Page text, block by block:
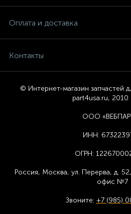
Оплата и доставка
Контакты
© Интернет-магазин запчастей
part4usa.ru,
ООО
ИНН:
ОГРН:
Россия, Москва, ул. Перерва, д.
офис №7
Звоните: +7 (985)